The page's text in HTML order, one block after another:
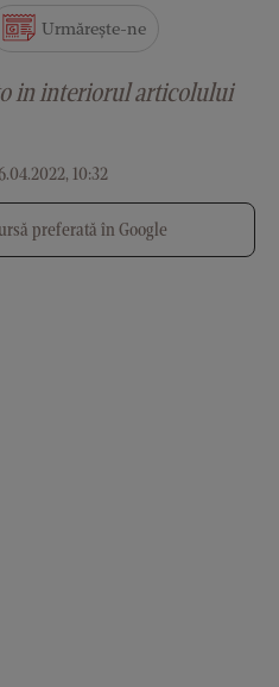
10:32
Urmărește-ne
in interiorul articolului
preferată în Google